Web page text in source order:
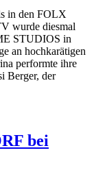
in den FOLX
wurde diesmal
STUDIOS in
an hochkarätigen
performte ihre
Berger, der
bei